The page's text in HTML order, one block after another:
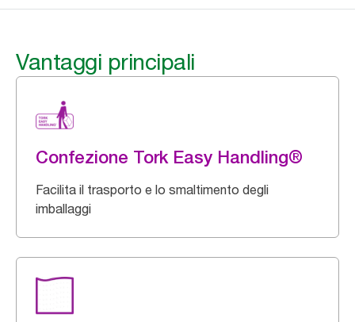
Vantaggi principali
Confezione Tork Easy Handling®
Facilita il trasporto e lo smaltimento degli
imballaggi